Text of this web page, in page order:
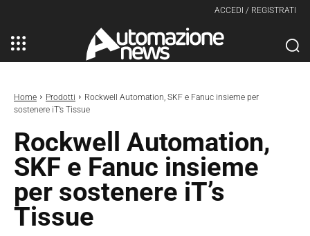
ACCEDI / REGISTRATI
Home Prodotti
Rockwell Automation, SKF e Fanuc insieme per
sostenere iT’s Tissue
Rockwell Automation,
SKF e Fanuc insieme
per sostenere iT’s
Tissue